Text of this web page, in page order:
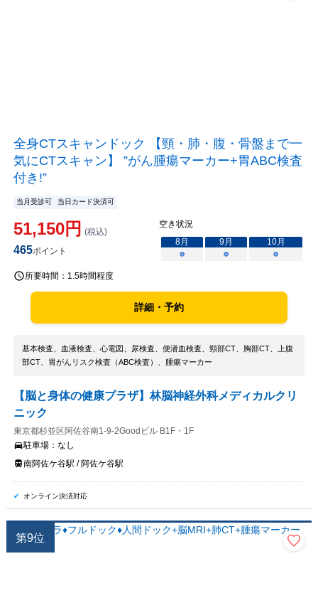
全身CTスキャンドック 【頸・肺・腹・骨盤まで一
気にCTスキャン】 ”がん腫瘍マーカー+胃ABC検査
付き!”
当月受診可 当日カード決済可
51,150円 (税込)
465ポイント
空き状況
8月 9月 10月
○
○ ○
所要時間： 1.5時間程度
詳細・予約
基本検査、血液検査、心電図、尿検査、便潜血検査、頸部CT、胸部CT、上腹
部CT、胃がんリスク検査（ABC検査）、腫瘍マーカー
【脳と身体の健康プラザ】林脳神経外科メディカルクリ
ニック
東京都杉並区阿佐谷南1-9-2Goodビル B1F・1F
駐車場： なし
南阿佐ケ谷駅 / 阿佐ケ谷駅
オンライン決済対応
第9位